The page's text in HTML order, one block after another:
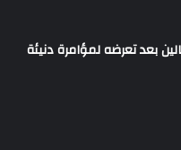
بعد تعرضه لمؤامرة دنيئة